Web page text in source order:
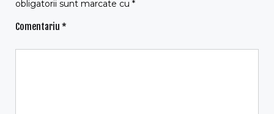
obligatorii sunt marcate cu *
Comentariu *